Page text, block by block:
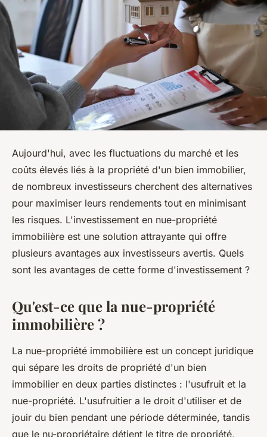
Aujourd'hui, avec les fluctuations du marché et les
coûts élevés liés à la propriété d'un bien immobilier,
de nombreux investisseurs cherchent des alternatives
pour maximiser leurs rendements tout en minimisant
les risques. L'investissement en nue-propriété
immobilière est une solution attrayante qui offre
plusieurs avantages aux investisseurs avertis. Quels
sont les avantages de cette forme d'investissement ?
Qu'est-ce que la nue-propriété
immobilière ?
La nue-propriété immobilière est un concept juridique
qui sépare les droits de propriété d'un bien
immobilier en deux parties distinctes : l'usufruit et la
nue-propriété. L'usufruitier a le droit d'utiliser et de
jouir du bien pendant une période déterminée, tandis
que le nu-propriétaire détient le titre de propriété,